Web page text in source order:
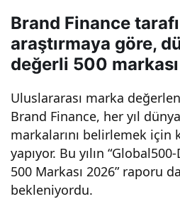
Brand Finance
araştırmaya göre,
değerli 500
Uluslararası marka
Brand Finance, her yıl
markalarını belirlemek için
yapıyor. Bu yılın
500 Markası 2026” raporu
bekleniyordu.
rı
belli
oldu
:
İşte